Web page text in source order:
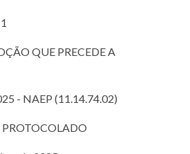
QUE PRECEDE A
- NAEP (11.14.74.02)